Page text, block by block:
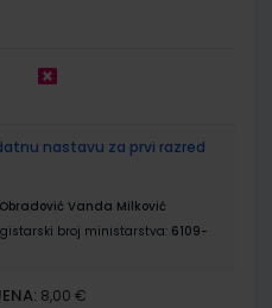
nastavu za prvi razred
Vanda Milković
broj ministarstva: 6109-
8,00 €